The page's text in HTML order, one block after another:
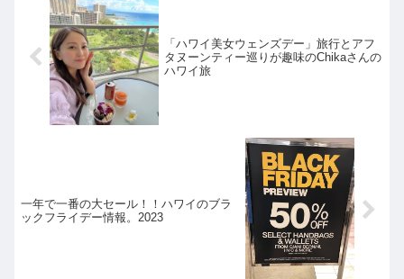
「ハワイ美女ウェンズデー」旅行とアフ
タヌーンティー巡りが趣味のChikaさんの
ハワイ旅
一年で一番の大セール！！ハワイのブラ
ックフライデー情報。2023